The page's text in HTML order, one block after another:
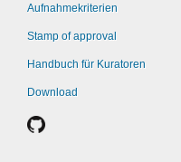
Aufnahmekriterien
Stamp of approval
Handbuch für Kuratoren
Download